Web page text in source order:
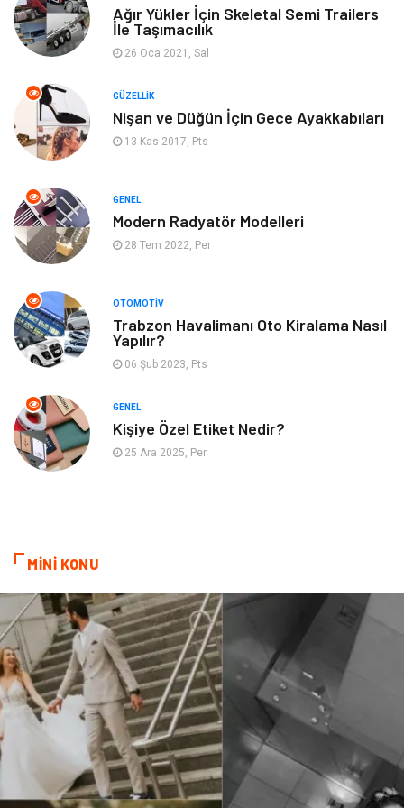
Organizasyon Mobilya
Emlak Spor
Genel Kültür Tatil
İnternet
Gayrimenkul
Astroloji
Ev İşleri
Sigorta
Ağır Yükler İçin Skeletal Semi Trailers
İle Taşımacılık
26 Oca 2021, Sal
GÜZELLIK
Nişan ve Düğün İçin Gece Ayakkabıları
13 Kas 2017, Pts
GENEL
Modern Radyatör Modelleri
28 Tem 2022, Per
OTOMOTIV
Trabzon Havalimanı Oto Kiralama Nasıl
Yapılır?
06 Şub 2023, Pts
GENEL
Kişiye Özel Etiket Nedir?
25 Ara 2025, Per
MİNİ KONU